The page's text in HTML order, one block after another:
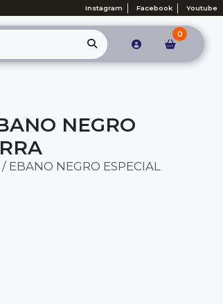
Instagram Facebook Youtube
0
NEGRO
EBANO NEGRO ESPECIAL